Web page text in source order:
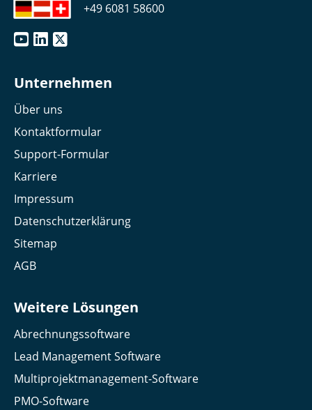
+49 6081 58600
Unternehmen
Über uns
Kontaktformular
Support-Formular
Karriere
Impressum
Datenschutzerklärung
Sitemap
AGB
Weitere Lösungen
Abrechnungssoftware
Lead Management Software
Multiprojektmanagement-Software
PMO-Software